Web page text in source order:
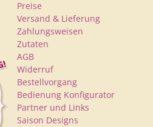
Preise
Versand & Lieferung
Zahlungsweisen
Zutaten
AGB
Widerruf
Bestellvorgang
Bedienung Konfigurator
Partner und Links
Saison Designs